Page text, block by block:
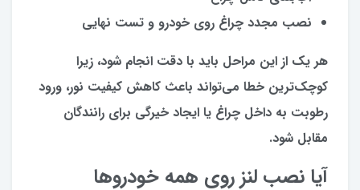
نصب مجدد چراغ روی خودرو و تست نهایی
هر یک از این مراحل باید با دقت انجام شود، زیرا
کوچک‌ترین خطا می‌تواند باعث کاهش کیفیت نور، ورود
رطوبت به داخل چراغ یا ایجاد خیرگی برای رانندگان
مقابل شود.
آیا نصب لنز روی همه خودروها